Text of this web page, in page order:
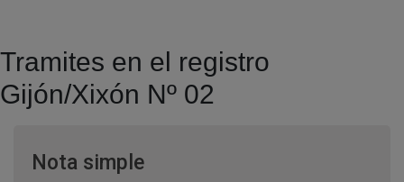
Tramites en el registro
Gijón/Xixón Nº 02
Nota simpleVentana nueva